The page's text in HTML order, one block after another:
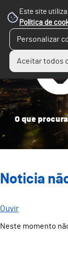
Este site
Política de
Personalizar
Aceitar todos
Noticia
Ouvir
Neste momento